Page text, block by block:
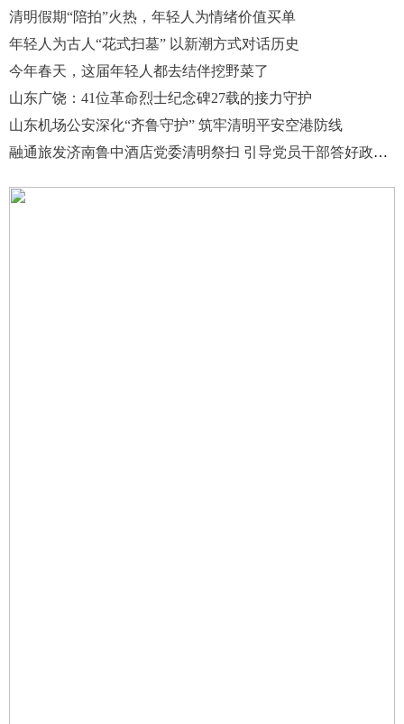
清明假期“陪拍”火热，年轻人为情绪价值买单
年轻人为古人“花式扫墓” 以新潮方式对话历史
今年春天，这届年轻人都去结伴挖野菜了
山东广饶：41位革命烈士纪念碑27载的接力守护
山东机场公安深化“齐鲁守护” 筑牢清明平安空港防线
融通旅发济南鲁中酒店党委清明祭扫 引导党员干部答好政绩观“三问”